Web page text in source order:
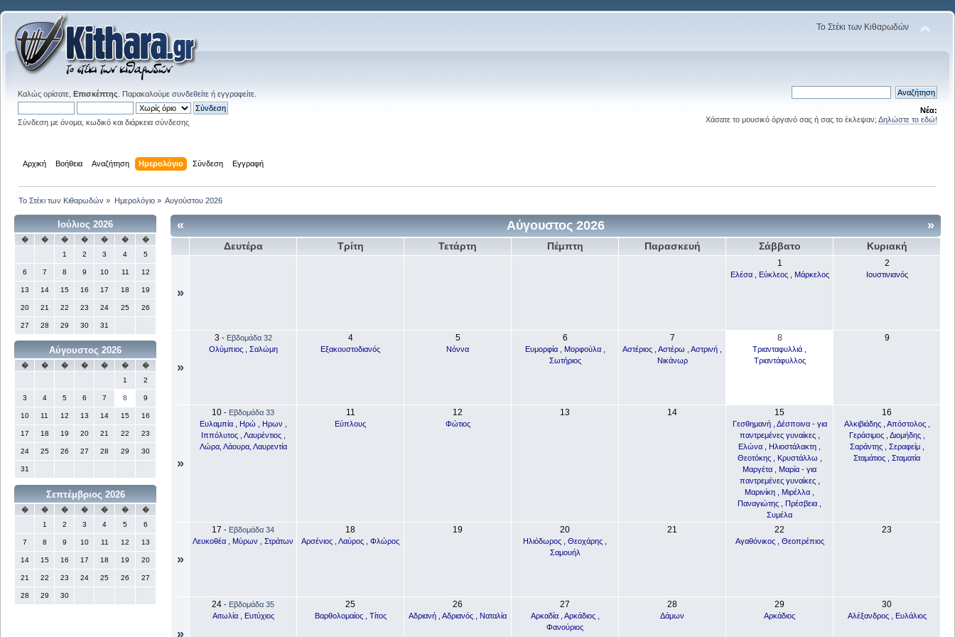
Το Στέκι των Κιθαρωδών
Καλώς ορίσατε, Επισκέπτης . Παρακαλούμε συνδεθείτε ή εγγραφείτε
Σύνδεση με όνομα, κωδικό και διάρκεια σύνδεσης
Νέα:
Χάσατε το μουσικό όργανό σας ή σας το έκλεψαν; Δηλώστε το εδώ!
Αρχική Βοήθεια Αναζήτηση Ημερολόγιο Σύνδεση Εγγραφή
Το Στέκι των Κιθαρωδών » Ημερολόγιο» Αυγούστου 2026
Ιούλιος 2026
� � � � � �
�
1
2 3 4 5
6 7 8 9 10 11 12
13 14 15 16 17 18 19
20 21 22 23 24 25 26
27 28 29 30 31
Αύγουστος 2026
� � � � � �
�
1
2
3 4 5 6 7 8 9
10 11 12 13 14 15 16
17 18 19 20 21 22 23
24 25 26 27 28 29 30
31
Σεπτέμβριος 2026
� � � � � �
�
1
2 3 4 5 6
7 8 9 10 11 12 13
14 15 16 17 18 19 20
21 22 23 24 25 26 27
28 29 30
« »
Αύγουστος 2026
Δευτέρα Τρίτη Τετάρτη Πέμπτη Παρασκευή Σάββατο Κυριακή
»
1
Ελέσα , Εύκλεος , Μάρκελος
2
Ιουστινιανός
»
3 - Εβδομάδα 32
Ολύμπιος , Σαλώμη
4
Εξακουστοδιανός
5
Νόννα
6
Ευμορφία , Μορφούλα ,
Σωτήριος
7
Αστέριος , Αστέρω , Αστρινή ,
Νικάνωρ
8
Τριανταφυλλιά ,
Τριαντάφυλλος
9
»
10 - Εβδομάδα 33
Ευλαμπία , Ηρώ , Ηρων ,
Ιππόλυτος , Λαυρέντιος ,
Λώρα, Λάουρα, Λαυρεντία
11
Εύπλους
12
Φώτιος
13 14 15
Γεσθημανή , Δέσποινα - για
παντρεμένες γυναίκες ,
Ελώνα , Ηλιοστάλακτη ,
Θεοτόκης , Κρυστάλλω ,
Μαργέτα , Μαρία - για
παντρεμένες γυναίκες ,
Μαρινίκη , Μιρέλλα ,
Παναγιώτης , Πρέσβεια ,
Συμέλα
16
Αλκιβιάδης , Απόστολος ,
Γεράσιμος , Διομήδης ,
Σαράντης , Σεραφείμ ,
Σταμάτιος , Σταματία
»
17 - Εβδομάδα 34
Λευκοθέα , Μύρων , Στράτων
18
Αρσένιος , Λαύρος , Φλώρος
19 20
Ηλιόδωρος , Θεοχάρης ,
Σαμουήλ
21 22
Αγαθόνικος , Θεοπρέπιος
23
»
24 - Εβδομάδα 35
Αιτωλία , Ευτύχιος
25
Βαρθολομαίος , Τίτος
26
Αδριανή , Αδριανός , Ναταλία
27
Αρκαδία , Αρκάδιος ,
Φανούριος
28
Δάμων
29
Αρκάδιος
30
Αλέξανδρος , Ευλάλιος